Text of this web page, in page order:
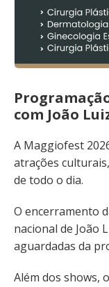
com João
A Maggiofest
atrações
de todo o dia.
O encerramento
nacional de João
aguardadas da
Além dos shows,